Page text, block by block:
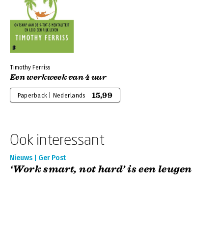
Timothy Ferriss
Een werkweek van 4 uur
Paperback | Nederlands 15,99
Ook interessant
Nieuws | Ger Post
‘Work smart, not hard’ is een leugen